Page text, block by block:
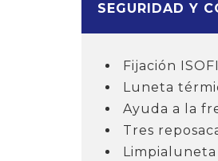
SEGURIDAD Y
Fijación
Luneta
Ayuda a la
Tres
Limpialuneta